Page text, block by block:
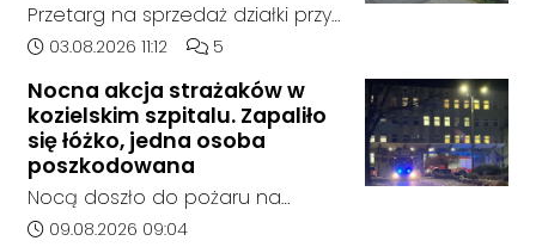
Przetarg na sprzedaż działki przy
Zespole Szkół Technicznych i
Kędzierzynie-Koźlu zakończył się
bez rozstrzygnięcia. Mimo
wcześniejszego zainteresowania
terenem ze strony sieci Dino, do
postępowania nie zgłosił się
Data dodania artykułu:
03.08.2026 11:12 Liczba komentarzy artykułu:
5
Nocna akcja strażaków w
kozielskim szpitalu. Zapaliło
się łóżko, jedna osoba
poszkodowana
Nocą doszło do pożaru na
jednym z oddziałów szpitala w
Data dodania artykułu:
09.08.2026 09:04